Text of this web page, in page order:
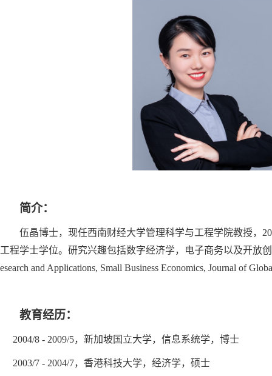
简介：
伍晶博士，现任西南财经大学管理科学与工程学院教授，
工程学士学位。研究兴趣包括数字经济学，电子商务以及开放创
esearch and Applications, Small Business Economics, Journal of
教育经历：
2004/8 - 2009/5，新加坡国立大学，信息系统学，博士
2003/7 - 2004/7，香港科技大学，经济学，硕士